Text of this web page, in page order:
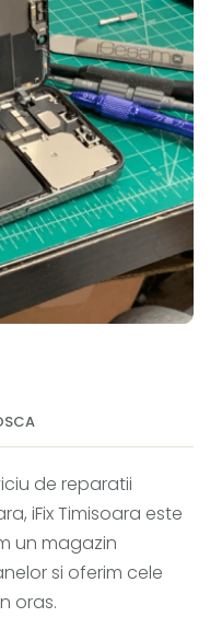
de reparatii
iFix Timisoara este
un magazin
si oferim cele
oras.